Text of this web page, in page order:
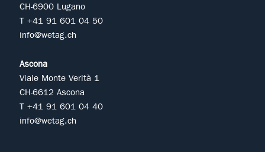
CH-6900 Lugano
T +41 91 601 04 50
info@wetag.ch
Ascona
Viale Monte Verità 1
CH-6612 Ascona
T +41 91 601 04 40
info@wetag.ch